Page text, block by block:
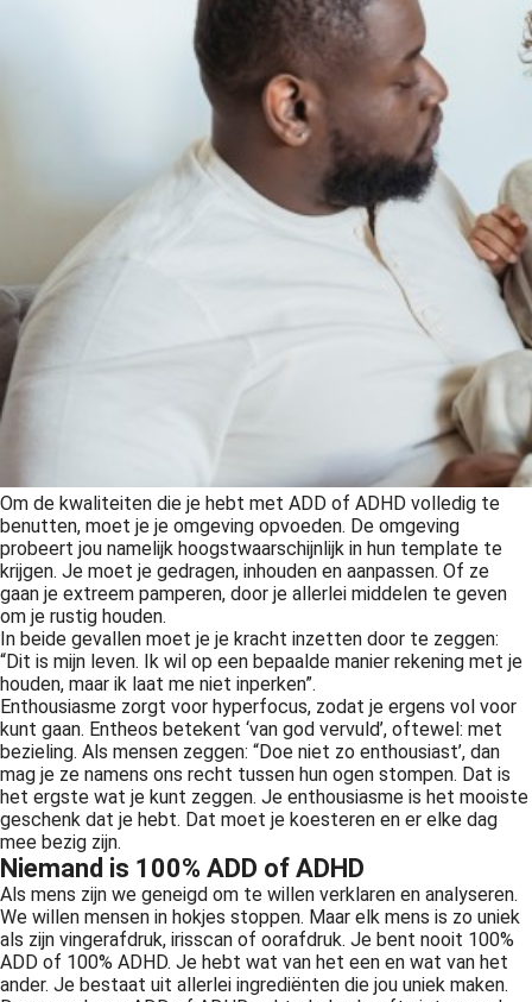
Om de kwaliteiten die je hebt met ADD of ADHD volledig te
benutten, moet je je omgeving opvoeden. De omgeving
probeert jou namelijk hoogstwaarschijnlijk in hun template te
krijgen. Je moet je gedragen, inhouden en aanpassen. Of ze
gaan je extreem pamperen, door je allerlei middelen te geven
om je rustig houden.
In beide gevallen moet je je kracht inzetten door te zeggen:
“Dit is mijn leven. Ik wil op een bepaalde manier rekening met je
houden, maar ik laat me niet inperken”.
Enthousiasme zorgt voor hyperfocus, zodat je ergens vol voor
kunt gaan. Entheos betekent ‘van god vervuld’, oftewel: met
bezieling. Als mensen zeggen: “Doe niet zo enthousiast’, dan
mag je ze namens ons recht tussen hun ogen stompen. Dat is
het ergste wat je kunt zeggen. Je enthousiasme is het mooiste
geschenk dat je hebt. Dat moet je koesteren en er elke dag
mee bezig zijn.
Niemand is 100% ADD of ADHD
Als mens zijn we geneigd om te willen verklaren en analyseren.
We willen mensen in hokjes stoppen. Maar elk mens is zo uniek
als zijn vingerafdruk, irisscan of oorafdruk. Je bent nooit 100%
ADD of 100% ADHD. Je hebt wat van het een en wat van het
ander. Je bestaat uit allerlei ingrediënten die jou uniek maken.